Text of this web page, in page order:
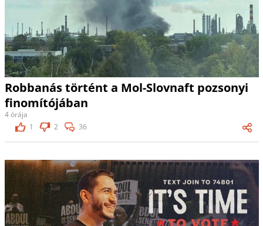
Robbanás történt a Mol-Slovnaft pozsonyi
finomítójában
4 órája
1
2 36